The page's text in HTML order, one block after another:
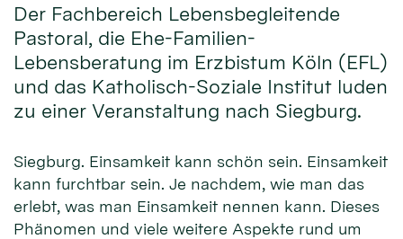
Der Fachbereich Lebensbegleitende
Pastoral, die Ehe-Familien-
Lebensberatung im Erzbistum Köln (EFL)
und das Katholisch-Soziale Institut luden
zu einer Veranstaltung nach Siegburg.
Siegburg. Einsamkeit kann schön sein. Einsamkeit
kann furchtbar sein. Je nachdem, wie man das
erlebt, was man Einsamkeit nennen kann. Dieses
Phänomen und viele weitere Aspekte rund um